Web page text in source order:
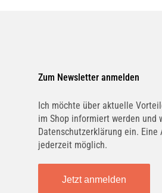
Zum Newsletter anmelden
Ich möchte über aktuelle
im Shop informiert werden und
Datenschutzerklärung ein. Eine
jederzeit möglich.
Jetzt anmelden